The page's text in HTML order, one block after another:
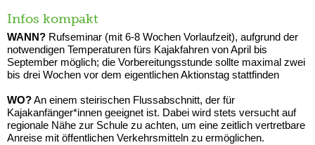
Infos kompakt
WANN? Rufseminar (mit 6-8 Wochen Vorlaufzeit), aufgrund der
notwendigen Temperaturen fürs Kajakfahren von April bis
September möglich; die Vorbereitungsstunde sollte maximal zwei
bis drei Wochen vor dem eigentlichen Aktionstag stattfinden
WO?An einem steirischen Flussabschnitt, der für
Kajakanfänger*innen geeignet ist. Dabei wird stets versucht auf
regionale Nähe zur Schule zu achten, um eine zeitlich vertretbare
Anreise mit öffentlichen Verkehrsmitteln zu ermöglichen.